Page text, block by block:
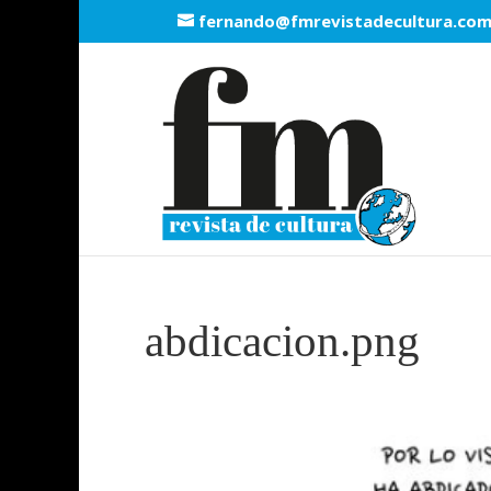
fernando@fmrevistadecultura.com
abdicacion.png